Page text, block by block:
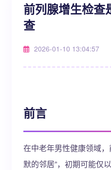
前列腺增生检查
查
2026-01-10 13:04:57
前言
在中老年男性健康领域
默的邻居”，初期可能仅